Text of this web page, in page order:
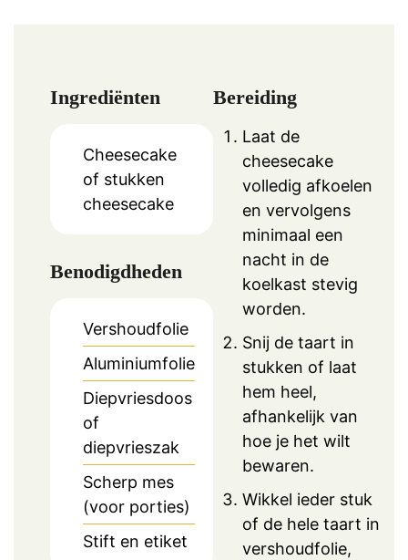
Ingrediënten
Cheesecake
of stukken
cheesecake
Benodigdheden
Vershoudfolie
Aluminiumfolie
Diepvriesdoos
of
diepvrieszak
Scherp mes
(voor porties)
Stift en etiket
Bereiding
Laat de
cheesecake
volledig afkoelen
en vervolgens
minimaal een
nacht in de
koelkast stevig
worden.
Snij de taart in
stukken of laat
hem heel,
afhankelijk van
hoe je het wilt
bewaren.
Wikkel ieder stuk
of de hele taart in
vershoudfolie,